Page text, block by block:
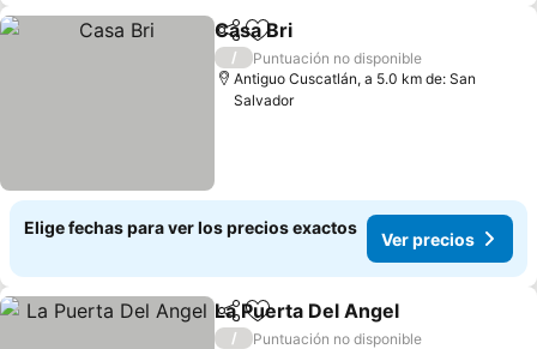
CompartirAgregar a favoritos
Casa Bri
/
Puntuación no disponible
Antiguo Cuscatlán, a 5.0 km de: San
Salvador
Elige fechas para ver los precios exactos
Ver precios
CompartirAgregar a favoritos
La Puerta Del Angel
/
Puntuación no disponible